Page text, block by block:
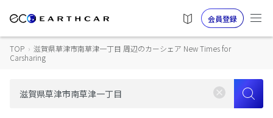
会員登録
TOP › 滋賀県草津市南草津一丁目 周辺のカーシェア New Times for
Carsharing